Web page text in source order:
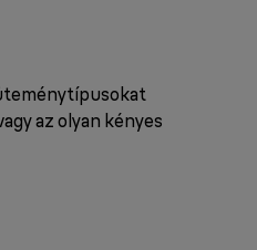
az olyan kényes